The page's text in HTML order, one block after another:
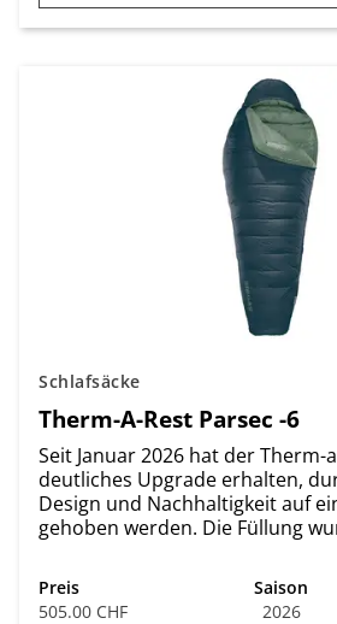
Schlafsäcke
Therm-A-Rest Parsec -6
Seit Januar 2026 hat der Therm-
deutliches Upgrade erhalten,
Design und Nachhaltigkeit auf
gehoben werden. Die Füllung
Preis
505.00 CHF
Saison
2026